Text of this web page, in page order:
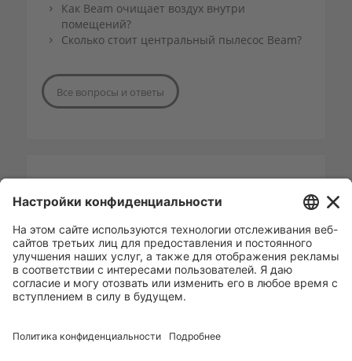
Как Beam очищает воздух внутри
помещений?
Сколько стоит центральный пылесос Beam?
Все вопросы и ответы
+372 50 32 740
andres@eltarko.ee
Отправьте нам письмо